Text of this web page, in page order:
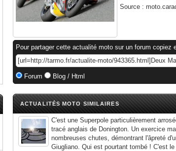
Source :
Pour partager cette actualité moto sur un forum copiez
Forum Blog / Html
ACTUALITÉS MOTO SIMILAIRES
C'est une Superpole particulièrement
tracé anglais de Donington. Un exercice
nombreuses chutes, démontrant l'âpreté
Giugliano. Qui est pourtant tombé ! C'est